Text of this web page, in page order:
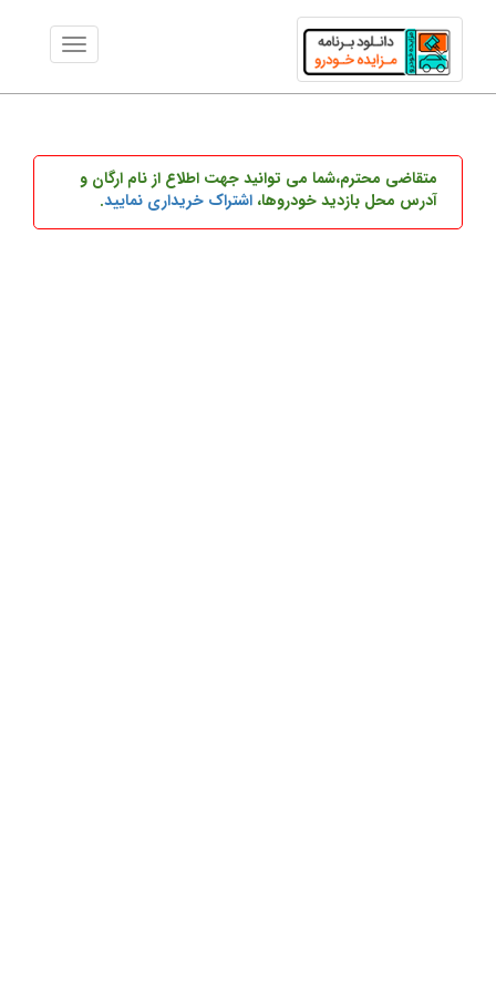
متقاضی محترم،شما می توانیدجهت اطلاع از نام ارگان و
آدرس محل بازدید خودروها، اشتراک خریداری نمایید.